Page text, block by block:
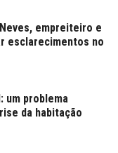
empreiteiro e
esclarecimentos no
um problema
da habitação